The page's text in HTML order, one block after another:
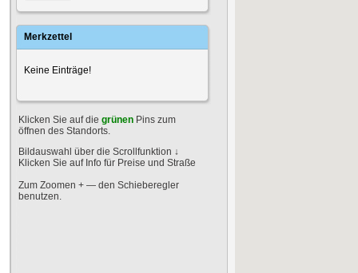
Merkzettel
Keine Einträge!
Klicken Sie auf die grünen Pins zum
öffnen des Standorts.
Bildauswahl über die Scrollfunktion ↓
Klicken Sie auf Info für Preise und Straße
Zum Zoomen + — den Schieberegler
benutzen.